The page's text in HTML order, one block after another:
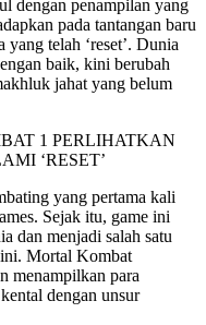
dengan penampilan yang
pada tantangan baru
telah ‘reset’. Dunia
baik, kini berubah
jahat yang belum
yang pertama kali
Sejak itu, game ini
dan menjadi salah satu
ini. Mortal Kombat
menampilkan para
dengan unsur